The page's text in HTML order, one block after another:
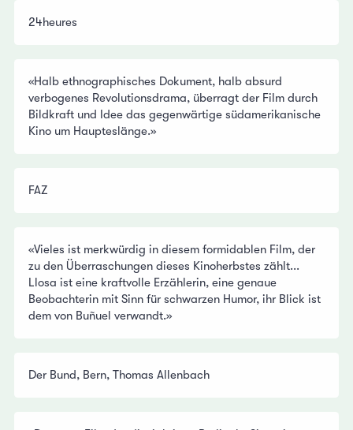
24heures
«Halb ethnographisches Dokument, halb absurd
verbogenes Revolutionsdrama, überragt der Film durch
Bildkraft und Idee das gegenwärtige südamerikanische
Kino um Haupteslänge.»
FAZ
«Vieles ist merkwürdig in diesem formidablen Film, der
zu den Überraschungen dieses Kinoherbstes zählt...
Llosa ist eine kraftvolle Erzählerin, eine genaue
Beobachterin mit Sinn für schwarzen Humor, ihr Blick ist
dem von Buñuel verwandt.»
Der Bund, Bern, Thomas Allenbach